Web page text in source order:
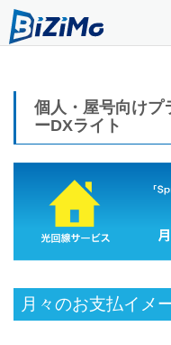
個人・屋号向けプ
ーDXライト
月々のお支払イメ